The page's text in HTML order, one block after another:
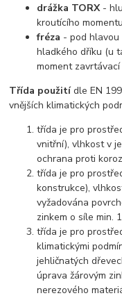
drážka TORX-
kroutícího
fréza - pod hlavou
hladkého dříku (u
moment
Třída použitídle EN
vnějších klimatických
třída je pro
vnitřní), vlhkost v
ochrana proti
třída je pro
konstrukce),
vyžadována
zinkem o síle min.
třída je pro
klimatickými
jehličnatých
úprava žárovým
nerezového